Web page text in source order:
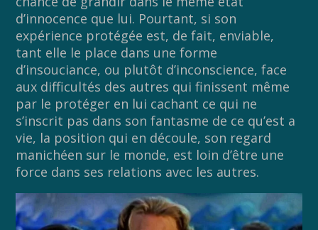
d’innocence que lui. Pourtant, si son
expérience protégée est, de fait, enviable,
tant elle le place dans une forme
d’insouciance, ou plutôt d’inconscience, face
aux difficultés des autres qui finissent même
par le protéger en lui cachant ce qui ne
s’inscrit pas dans son fantasme de ce qu’est a
vie, la position qui en découle, son regard
manichéen sur le monde, est loin d’être une
force dans ses relations avec les autres.